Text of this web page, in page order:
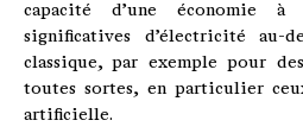
capacité d’une économie
significatives d’électricité au-
classique, par exemple pour
toutes sortes, en particulier
artificielle.